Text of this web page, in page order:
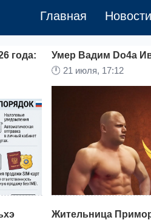
Главная Новости
года:
Умер Вадим Do4a
🕛 21 июля, 17:12
Жительница